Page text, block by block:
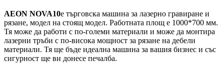
AEON NOVA10е търговска машина за лазерно гравиране и
рязане, модел на стоящ модел. Работната площ е 1000*700 мм.
Тя може да работи с по-големи материали и може да монтира
лазерни тръби с по-висока мощност за рязане на дебели
материали. Тя ще бъде идеална машина за вашия бизнес и със
сигурност ще ви донесе печалба.